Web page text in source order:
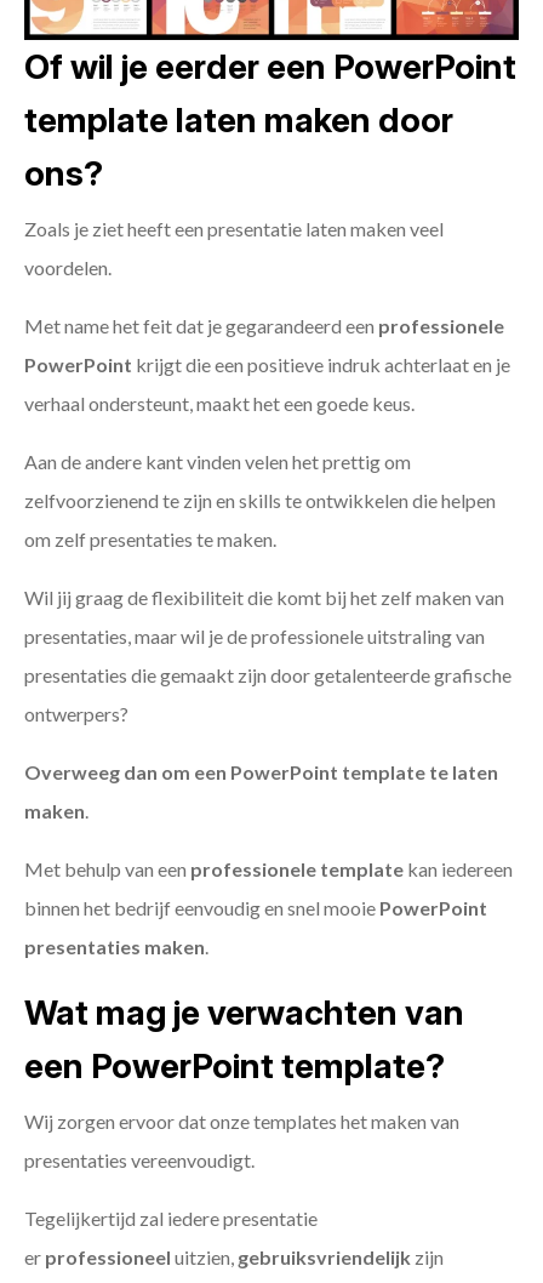
Of wil je eerder een PowerPoint
template laten maken door
ons?
Zoals je ziet heeft een presentatie laten maken veel
voordelen.
Met name het feit dat je gegarandeerd een professionele
PowerPoint krijgt die een positieve indruk achterlaat en je
verhaal ondersteunt, maakt het een goede keus.
Aan de andere kant vinden velen het prettig om
zelfvoorzienend te zijn en skills te ontwikkelen die helpen
om zelf presentaties te maken.
Wil jij graag de flexibiliteit die komt bij het zelf maken van
presentaties, maar wil je de professionele uitstraling van
presentaties die gemaakt zijn door getalenteerde grafische
ontwerpers?
Overweeg dan om een PowerPoint template te laten
maken.
Met behulp van een professionele template kan iedereen
binnen het bedrijf eenvoudig en snel mooie PowerPoint
presentaties maken.
Wat mag je verwachten van
een PowerPoint template?
Wij zorgen ervoor dat onze templates het maken van
presentaties vereenvoudigt.
Tegelijkertijd zal iedere presentatie
er professioneel uitzien, gebruiksvriendelijk zijn